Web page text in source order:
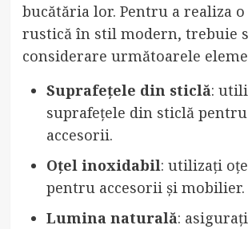
bucătăria lor. Pentru a realiza
rustică în stil modern, trebuie
considerare următoarele
Suprafețele din sticlă:
suprafețele din sticlă
accesorii.
Oțel inoxidabil: utilizați
pentru accesorii și mobilier.
Lumina naturală: